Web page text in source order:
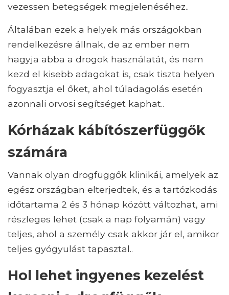
vezessen betegségek megjelenéséhez..
Általában ezek a helyek más országokban
rendelkezésre állnak, de az ember nem
hagyja abba a drogok használatát, és nem
kezd el kisebb adagokat is, csak tiszta helyen
fogyasztja el őket, ahol túladagolás esetén
azonnali orvosi segítséget kaphat..
Kórházak kábítószerfüggők
számára
Vannak olyan drogfüggők klinikái, amelyek az
egész országban elterjedtek, és a tartózkodás
időtartama 2 és 3 hónap között változhat, ami
részleges lehet (csak a nap folyamán) vagy
teljes, ahol a személy csak akkor jár el, amikor
teljes gyógyulást tapasztal..
Hol lehet ingyenes kezelést